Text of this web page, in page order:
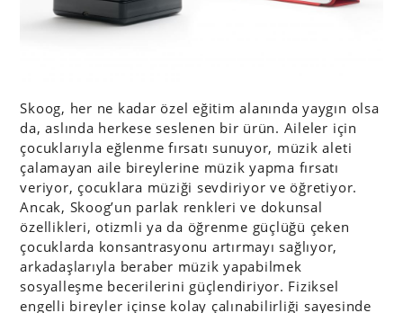
Skoog, her ne kadar özel eğitim alanında yaygın olsa
da, aslında herkese seslenen bir ürün. Aileler için
çocuklarıyla eğlenme fırsatı sunuyor, müzik aleti
çalamayan aile bireylerine müzik yapma fırsatı
veriyor, çocuklara müziği sevdiriyor ve öğretiyor.
Ancak, Skoog’un parlak renkleri ve dokunsal
özellikleri, otizmli ya da öğrenme güçlüğü çeken
çocuklarda konsantrasyonu artırmayı sağlıyor,
arkadaşlarıyla beraber müzik yapabilmek
sosyalleşme becerilerini güçlendiriyor. Fiziksel
engelli bireyler içinse kolay çalınabilirliği sayesinde